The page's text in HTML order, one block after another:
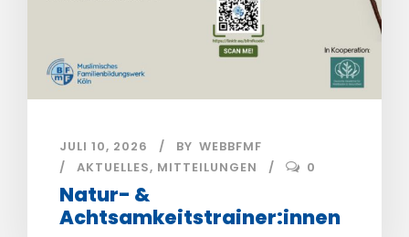
JULI 10, 2026 BY WEBBFMF
AKTUELLES, MITTEILUNGEN 0
Natur- &
Achtsamkeitstrainer:innen